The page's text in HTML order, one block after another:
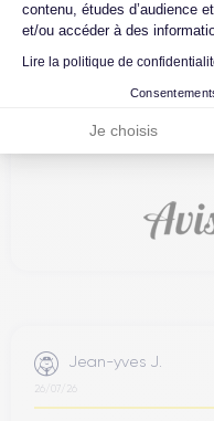
contenu, études d’audience
et/ou accéder à des
Lire la politique de
Je choisis
Certideal
Jean-yves J.
26/07/26